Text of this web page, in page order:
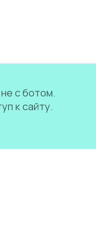
с ботом.
к сайту.